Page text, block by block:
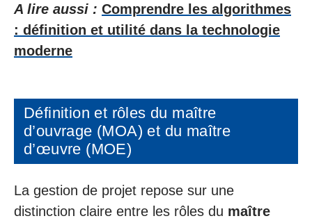
A lire aussi : Comprendre les algorithmes
: définition et utilité dans la technologie
moderne
Définition et rôles du maître
d’ouvrage (MOA) et du maître
d’œuvre (MOE)
La gestion de projet repose sur une
distinction claire entre les rôles du maître